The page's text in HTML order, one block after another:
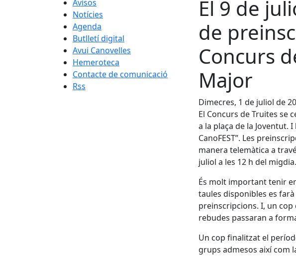
Avisos
Notícies
Agenda
Butlletí digital
Avui Canovelles
Hemeroteca
Contacte de comunicació
Rss
El 9 de
de
Concurs
Major
Dimecres, 1 de juliol de
El Concurs de Truites se
a la plaça de la Joventut. I
CanoFEST”. Les
manera telemàtica a
juliol a les 12 h del migdia.
És molt important tenir
taules disponibles es
preinscripcions. I, un
rebudes passaran a
Un cop finalitzat el
grups admesos així com